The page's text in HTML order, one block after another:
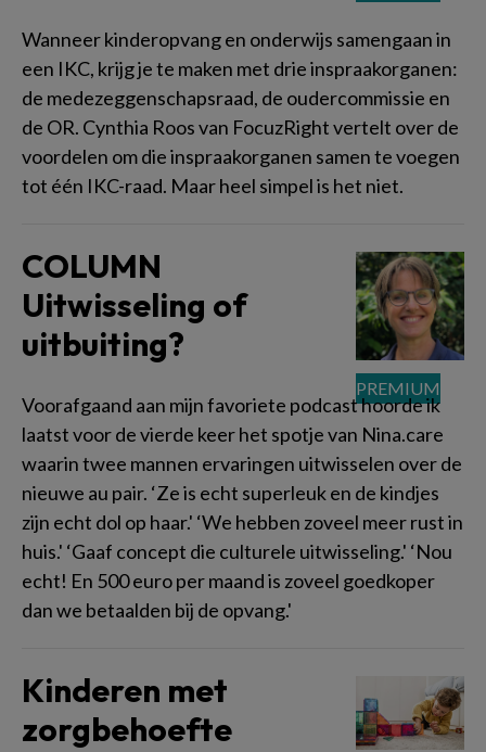
Wanneer kinderopvang en onderwijs samengaan in
een IKC, krijg je te maken met drie inspraakorganen:
de medezeggenschapsraad, de oudercommissie en
de OR. Cynthia Roos van FocuzRight vertelt over de
voordelen om die inspraakorganen samen te voegen
tot één IKC-raad. Maar heel simpel is het niet.
COLUMN
Uitwisseling of
uitbuiting?
Voorafgaand aan mijn favoriete podcast hoorde ik
laatst voor de vierde keer het spotje van Nina.care
waarin twee mannen ervaringen uitwisselen over de
nieuwe au pair. ‘Ze is echt superleuk en de kindjes
zijn echt dol op haar.' ‘We hebben zoveel meer rust in
huis.' ‘Gaaf concept die culturele uitwisseling.' ‘Nou
echt! En 500 euro per maand is zoveel goedkoper
dan we betaalden bij de opvang.'
Kinderen met
zorgbehoefte